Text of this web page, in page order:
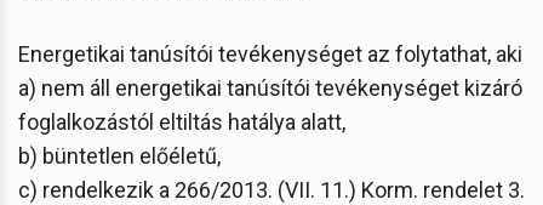
Energetikai tanúsítói tevékenységet az folytathat, aki
a) nem áll energetikai tanúsítói tevékenységet kizáró
foglalkozástól eltiltás hatálya alatt,
b) büntetlen előéletű,
c) rendelkezik a 266/2013. (VII. 11.) Korm. rendelet 3.